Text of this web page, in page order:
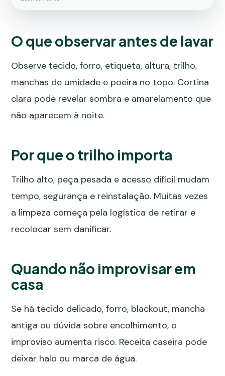
O que observar antes de lavar
Observe tecido, forro, etiqueta, altura, trilho,
manchas de umidade e poeira no topo. Cortina
clara pode revelar sombra e amarelamento que
não aparecem à noite.
Por que o trilho importa
Trilho alto, peça pesada e acesso difícil mudam
tempo, segurança e reinstalação. Muitas vezes
a limpeza começa pela logística de retirar e
recolocar sem danificar.
Quando não improvisar em
casa
Se há tecido delicado, forro, blackout, mancha
antiga ou dúvida sobre encolhimento, o
improviso aumenta risco. Receita caseira pode
deixar halo ou marca de água.